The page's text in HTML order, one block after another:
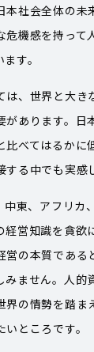
社会全体の未
危機感を持って
す。
は、世界と大き
があります。日
比べてはるかに
る中でも実感
東、アフリカ
営知識を貪欲
営の本質である
みません。人的
界の情勢を踏ま
ところです。